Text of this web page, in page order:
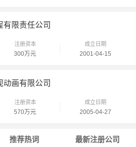
有限责任公司
注册资本
300万元
成立日期
2001-04-15
动画有限公司
注册资本
570万元
成立日期
2005-04-27
推荐热词 最新注册公司